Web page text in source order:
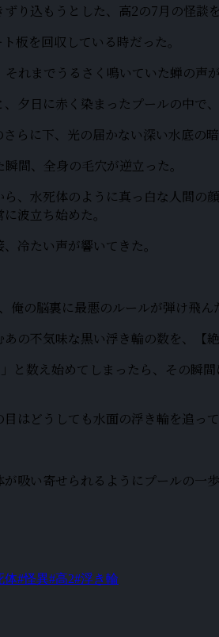
り込もうとした、高2の7月の怪談
板を回収している時だった。
までうるさく鳴いていた蝉の声
夕日に赤く染まったプールの中で
らに下、光の届かない深い水底の
間、全身の毛穴が逆立った。
、水死体のように真っ白な人間
波立ち始めた。
冷たい声が響いてきた。
俺の脳裏に最悪のルールが弾け飛ん
の不気味な黒い浮き輪の数を、【
数え始めてしまったら、その瞬
はどうしても水面の浮き輪を追っ
吸い寄せられるようにプールの一
体#怪異#高2#浮き輪